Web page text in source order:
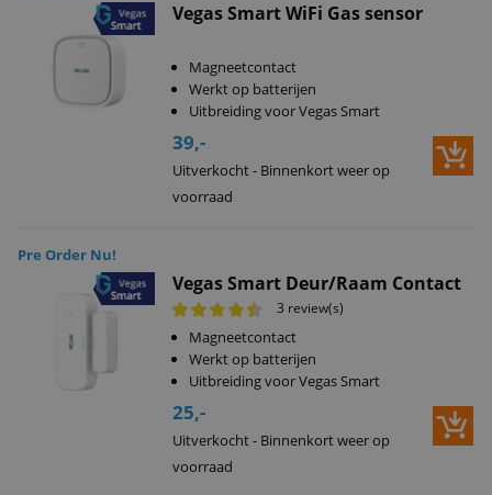
Vegas Smart WiFi Gas sensor
Magneetcontact
Werkt op batterijen
Uitbreiding voor Vegas Smart
39,-
Uitverkocht - Binnenkort weer op
voorraad
Pre Order Nu!
Vegas Smart Deur/Raam Contact
3 review(s)
Magneetcontact
Werkt op batterijen
Uitbreiding voor Vegas Smart
25,-
Uitverkocht - Binnenkort weer op
voorraad